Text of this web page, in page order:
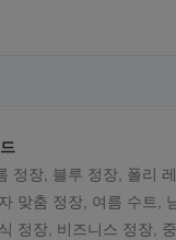
정장, 블루 정장, 폴리
맞춤 정장, 여름 수트,
정장, 비즈니스 정장,